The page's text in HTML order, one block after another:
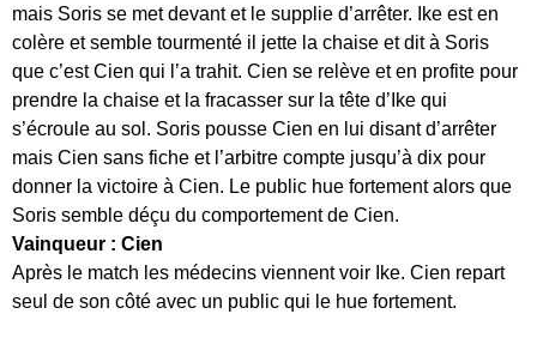
mais Soris se met devant et le supplie d’arrêter. Ike est en
colère et semble tourmenté il jette la chaise et dit à Soris
que c’est Cien qui l’a trahit. Cien se relève et en profite pour
prendre la chaise et la fracasser sur la tête d’Ike qui
s’écroule au sol. Soris pousse Cien en lui disant d’arrêter
mais Cien sans fiche et l’arbitre compte jusqu’à dix pour
donner la victoire à Cien. Le public hue fortement alors que
Soris semble déçu du comportement de Cien.
Vainqueur : Cien
Après le match les médecins viennent voir Ike. Cien repart
seul de son côté avec un public qui le hue fortement.